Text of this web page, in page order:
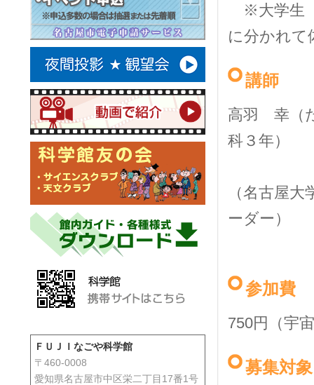
※大学生
に分かれて
講師
高羽 幸（
科３年）
（名古屋
ーダー）
参加費
750円（宇
募集対象
ＦＵＪＩなごや科学館
〒460-0008
愛知県名古屋市中区栄二丁目17番1号